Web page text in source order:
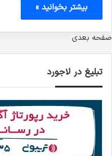
بیشتر بخوانید »
صفحه بعدی
تبلیغ در لاجورد